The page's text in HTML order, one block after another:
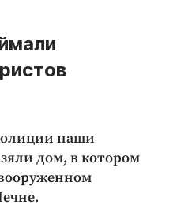
наши
дом, в котором